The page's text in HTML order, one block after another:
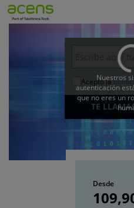
Nuestros
autenticación
que no eres un
Acepto la
TE
Desde
109